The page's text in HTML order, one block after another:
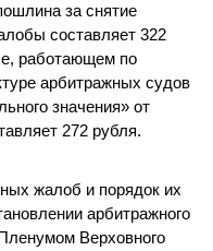
за снятие
составляет 322
работающем по
арбитражных судов
значения» от
272 рубля.
жалоб и порядок их
арбитражного
Верховного